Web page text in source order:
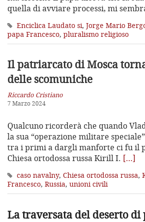
quella di avviare processi, mi
Enciclica Laudato si, Jorge Mario
papa Francesco, pluralismo religioso
Il patriarcato di Mosca
delle scomuniche
Riccardo Cristiano
7 Marzo 2024
Qualcuno ricorderà che quando
la sua “operazione militare
tra i primi a dargli manforte ci fu il
Chiesa ortodossa russa Kirill I. […]
caso navalny, Chiesa ortodossa russa,
Francesco, Russia, unioni civili
La traversata del deserto di